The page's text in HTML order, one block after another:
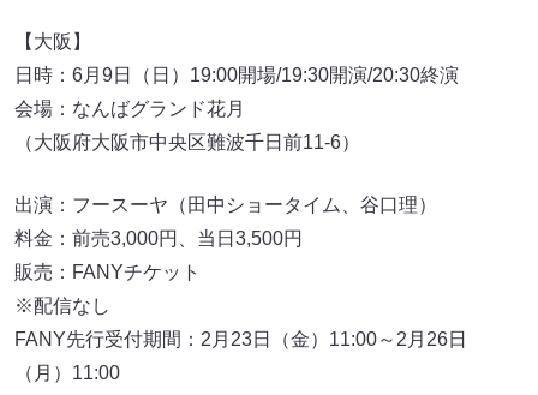
【大阪】
日時：6月9日（日）19:00開場/19:30開演/20:30終演
会場：なんばグランド花月
（大阪府大阪市中央区難波千日前11-6）
出演：フースーヤ（田中ショータイム、谷口理）
料金：前売3,000円、当日3,500円
販売：FANYチケット
※配信なし
FANY先行受付期間：2月23日（金）11:00～2月26日
（月）11:00